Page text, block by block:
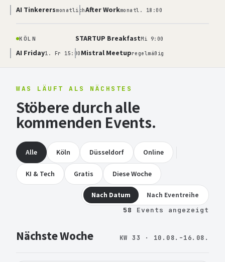
AI TinkerersmonatlichAfter Workmonatl. 18:00
KÖLN STARTUP BreakfastMi 9:00
AI Friday1. Fr 15:00 Mistral Meetupregelmäßig
WAS LÄUFT ALS NÄCHSTES
Stöbere durch alle
kommenden Events.
Alle Köln Düsseldorf Online
KI & Tech Gratis Diese Woche
Nach Datum
Nach Eventreihe
58
Events angezeigt
Nächste Woche KW 33 · 10.08.–16.08.